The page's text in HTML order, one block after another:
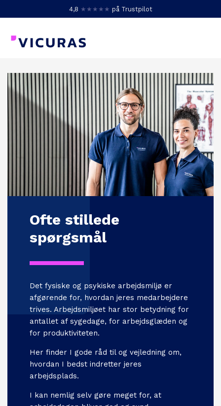
4,8 ★★★★★ på Trustpilot
Ofte stillede
spørgsmål
Det fysiske og psykiske arbejdsmiljø er
afgørende for, hvordan jeres medarbejdere
trives. Arbejdsmiljøet har stor betydning for
antallet af sygedage, for arbejdsglæden og
for produktiviteten.
Her finder I gode råd til og vejledning om,
hvordan I bedst indretter jeres
arbejdsplads.
I kan nemlig selv gøre meget for, at